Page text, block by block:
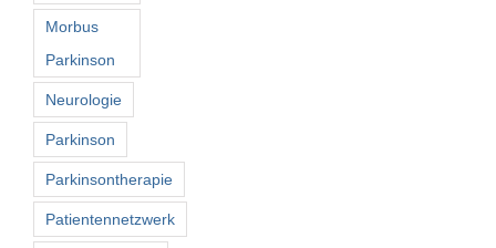
Morbus
Parkinson
Neurologie
Parkinson
Parkinsontherapie
Patientennetzwerk